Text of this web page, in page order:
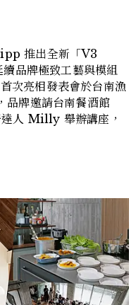
推出全新「V3
品牌極致工藝與模組
次亮相發表會於台南漁
品牌邀請台南餐酒館
達人 Milly 舉辦講座，